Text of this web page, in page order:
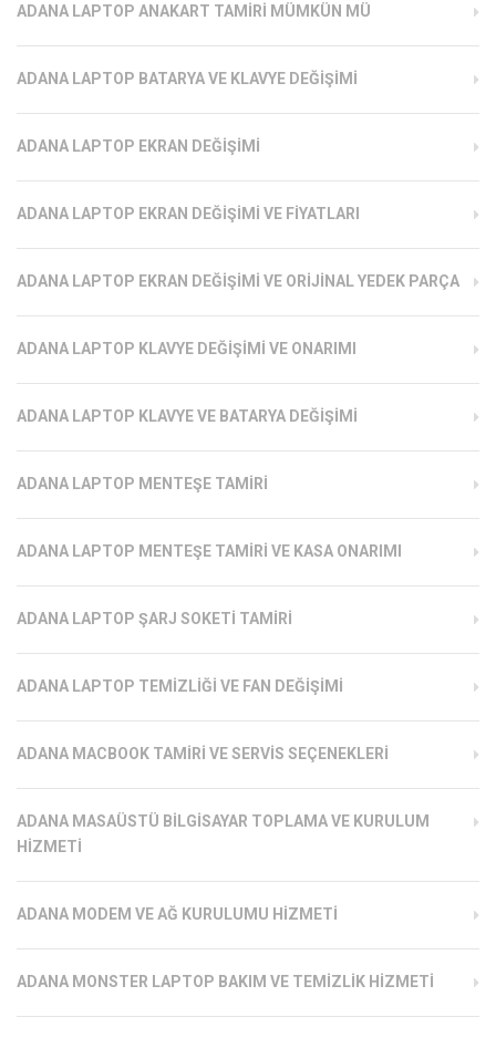
ADANA LAPTOP ANAKART TAMIRI MÜMKÜN MÜ
ADANA LAPTOP BATARYA VE KLAVYE DEĞIŞIMI
ADANA LAPTOP EKRAN DEĞIŞIMI
ADANA LAPTOP EKRAN DEĞIŞIMI VE FIYATLARI
ADANA LAPTOP EKRAN DEĞIŞIMI VE ORIJINAL YEDEK PARÇA
ADANA LAPTOP KLAVYE DEĞIŞIMI VE ONARIMI
ADANA LAPTOP KLAVYE VE BATARYA DEĞIŞIMI
ADANA LAPTOP MENTEŞE TAMIRI
ADANA LAPTOP MENTEŞE TAMIRI VE KASA ONARIMI
ADANA LAPTOP ŞARJ SOKETI TAMIRI
ADANA LAPTOP TEMIZLIĞI VE FAN DEĞIŞIMI
ADANA MACBOOK TAMIRI VE SERVIS SEÇENEKLERI
ADANA MASAÜSTÜ BILGISAYAR TOPLAMA VE KURULUM
HIZMETI
ADANA MODEM VE AĞ KURULUMU HIZMETI
ADANA MONSTER LAPTOP BAKIM VE TEMIZLIK HIZMETI